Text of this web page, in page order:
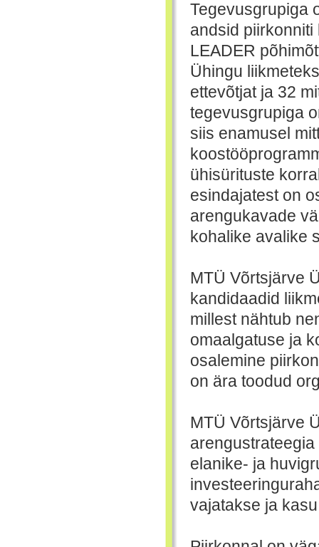
Tegevusgrupiga
andsid
LEADER
Ühingu
ettevõtjat ja 32
tegevusgrupiga
siis enamusel
ühisürituste
esindajatest on
arengukavade
kohalike avalike
MTÜ Võrtsjärve
kandidaadid
millest nähtub
omaalgatuse ja
osalemine
on ära toodud
MTÜ Võrtsjärve
elanike- ja
vajatakse ja